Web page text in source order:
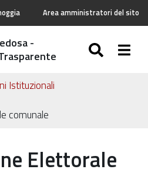
Area amministratori del sito
-
Istituzionali
comunale
Elettorale